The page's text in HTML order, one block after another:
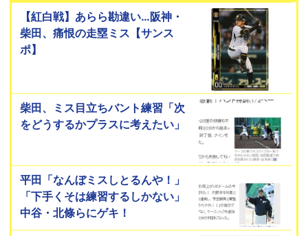
【紅白戦】あらら勘違い…阪神・
柴田、痛恨の走塁ミス【サンス
ポ】
柴田、ミス目立ちバント練習「次
をどうするかプラスに考えたい」
平田「なんぼミスしとるんや！」
「下手くそは練習するしかない」
中谷・北條らにゲキ！